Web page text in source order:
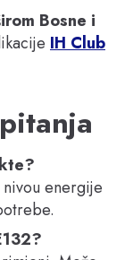
Bosne i
IH Club
energije